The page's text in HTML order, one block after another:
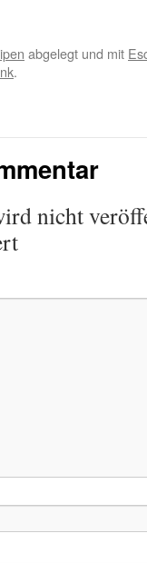
abgelegt und mit
.
nicht